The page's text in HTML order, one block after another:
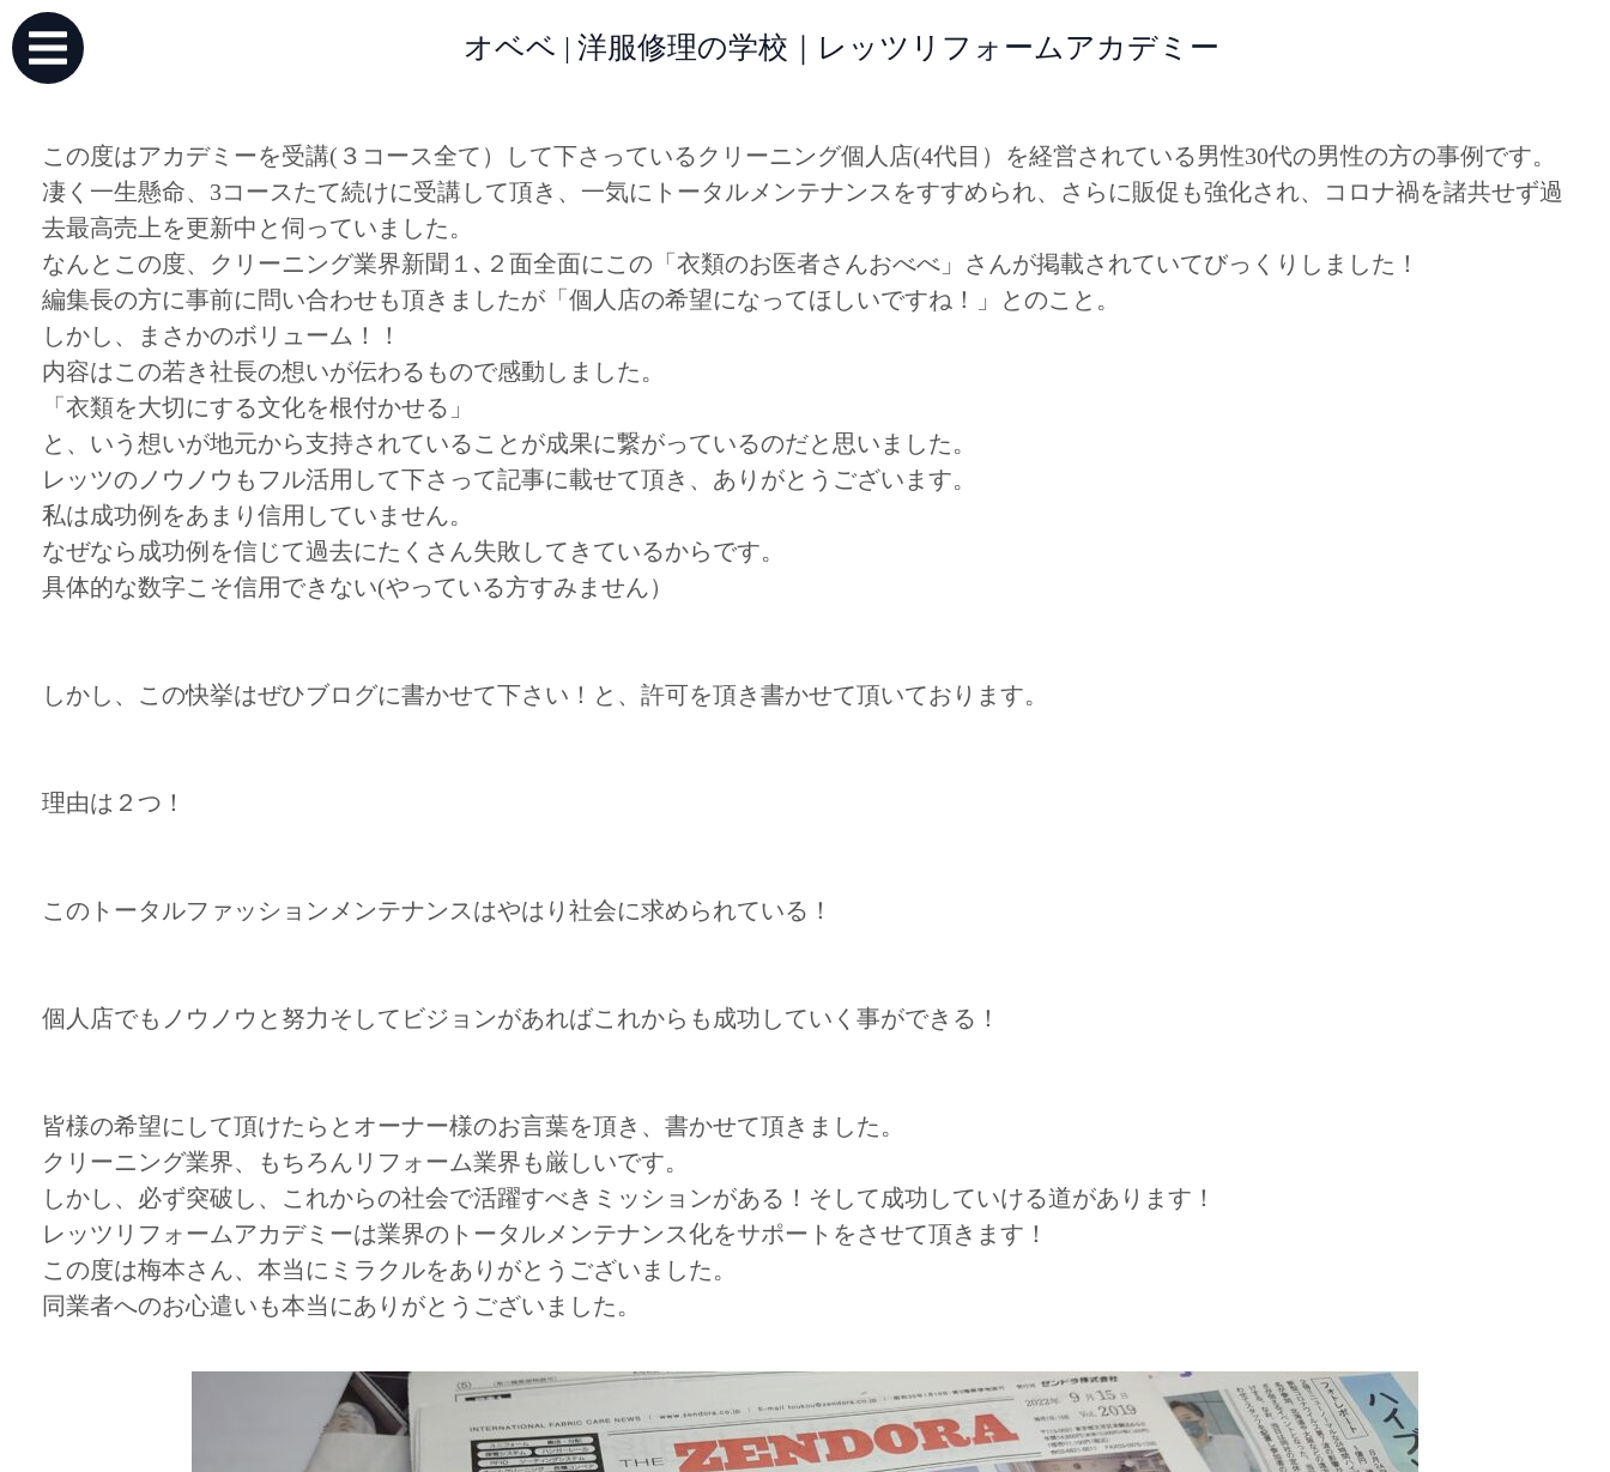
オベベ | 洋服修理の学校｜レッツリフォームアカデミー
この度はアカデミーを受講(３コース全て）して下さっているクリーニング個人店(4代目）を経営されている男性30代の男性の方の事例です。
凄く一生懸命、3コースたて続けに受講して頂き、一気にトータルメンテナンスをすすめられ、さらに販促も強化され、コロナ禍を諸共せず過
去最高売上を更新中と伺っていました。
なんとこの度、クリーニング業界新聞１､２面全面にこの「衣類のお医者さんおべべ」さんが掲載されていてびっくりしました！
編集長の方に事前に問い合わせも頂きましたが「個人店の希望になってほしいですね！」とのこと。
しかし、まさかのボリューム！！
内容はこの若き社長の想いが伝わるもので感動しました。
「衣類を大切にする文化を根付かせる」
と、いう想いが地元から支持されていることが成果に繋がっているのだと思いました。
レッツのノウノウもフル活用して下さって記事に載せて頂き、ありがとうございます。
私は成功例をあまり信用していません。
なぜなら成功例を信じて過去にたくさん失敗してきているからです。
具体的な数字こそ信用できない(やっている方すみません）
しかし、この快挙はぜひブログに書かせて下さい！と、許可を頂き書かせて頂いております。
理由は２つ！
このトータルファッションメンテナンスはやはり社会に求められている！
個人店でもノウノウと努力そしてビジョンがあればこれからも成功していく事ができる！
皆様の希望にして頂けたらとオーナー様のお言葉を頂き、書かせて頂きました。
クリーニング業界、もちろんリフォーム業界も厳しいです。
しかし、必ず突破し、これからの社会で活躍すべきミッションがある！そして成功していける道があります！
レッツリフォームアカデミーは業界のトータルメンテナンス化をサポートをさせて頂きます！
この度は梅本さん、本当にミラクルをありがとうございました。
同業者へのお心遣いも本当にありがとうございました。